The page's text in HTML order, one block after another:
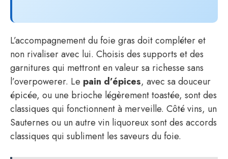
L’accompagnement du foie gras doit compléter et
non rivaliser avec lui. Choisis des supports et des
garnitures qui mettront en valeur sa richesse sans
l’overpowerer. Le pain d’épices, avec sa douceur
épicée, ou une brioche légèrement toastée, sont des
classiques qui fonctionnent à merveille. Côté vins, un
Sauternes ou un autre vin liquoreux sont des accords
classiques qui subliment les saveurs du foie.